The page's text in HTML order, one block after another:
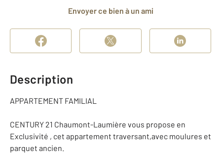
Envoyer ce bien à un ami
Description
APPARTEMENT FAMILIAL
CENTURY 21 Chaumont-Laumière vous propose en
Exclusivité , cet appartement traversant,avec moulures et
parquet ancien.